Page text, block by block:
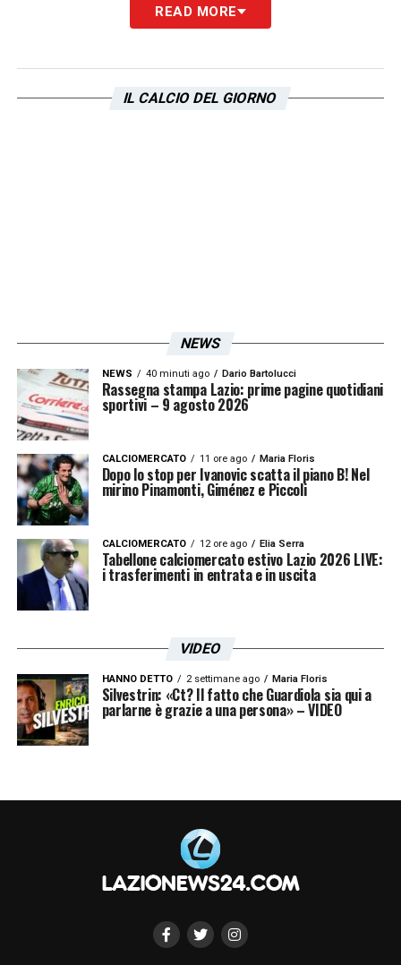
classe 1995, centrocampista olandese, che
giugno 2025. Benvenuto Djavan nella
famiglia bluceleste.
READ MORE
IL CALCIO DEL GIORNO
NEWS
NEWS 40 minuti ago Dario Bartolucci
Rassegna stampa Lazio: prime pagine quotidiani
sportivi – 9 agosto 2026
CALCIOMERCATO 11 ore ago Maria Floris
Dopo lo stop per Ivanovic scatta il piano B! Nel
mirino Pinamonti, Giménez e Piccoli
CALCIOMERCATO 12 ore ago Elia Serra
Tabellone calciomercato estivo Lazio 2026 LIVE:
i trasferimenti in entrata e in uscita
VIDEO
HANNO DETTO 2 settimane ago Maria Floris
Silvestrin: «Ct? Il fatto che Guardiola sia qui a
parlarne è grazie a una persona» – VIDEO